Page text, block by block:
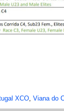
XCO, Viana do